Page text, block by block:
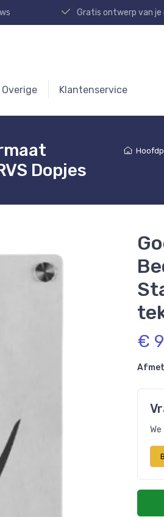
Gratis ontwerp van je
Overige Klantenservice
Dopjes
€